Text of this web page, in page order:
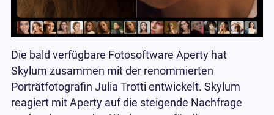
Die bald verfügbare Fotosoftware Aperty hat
Skylum zusammen mit der renommierten
Porträtfotografin Julia Trotti entwickelt. Skylum
reagiert mit Aperty auf die steigende Nachfrage